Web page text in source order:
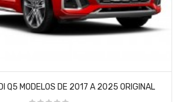
Q5 MODELOS DE 2017 A 2025 ORIGINAL